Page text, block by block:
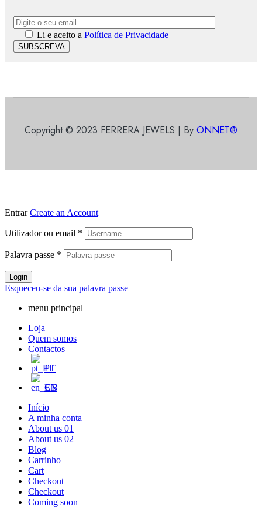
Li e aceito a Política de Privacidade
SUBSCREVA
Copyright © 2023 FERRERA JEWELS | By ONNET®
Entrar Create an Account
Utilizador ou email *
Palavra passe *
Login
Esqueceu-se da sua palavra passe
menu principal
Loja
Quem somos
Contactos
PT
EN
Início
A minha conta
About us 01
About us 02
Blog
Carrinho
Cart
Checkout
Checkout
Coming soon